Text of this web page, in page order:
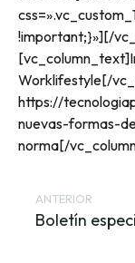
!important;}»][/
Worklifestyle[/
https://
nuevas-formas-
norma[/
ANTERIOR